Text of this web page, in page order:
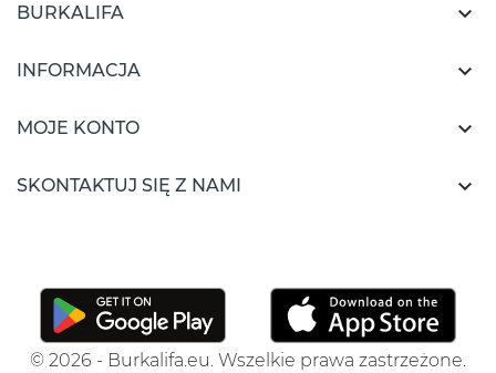
BURKALIFA 
INFORMACJA 
MOJE KONTO 
SKONTAKTUJ SIĘ Z NAMI 
© 2026 - Burkalifa.eu. Wszelkie prawa zastrzeżone.